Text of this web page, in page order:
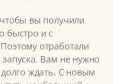
вы получили
быстро и с
отработали
Вам не нужно
ждать. С новым